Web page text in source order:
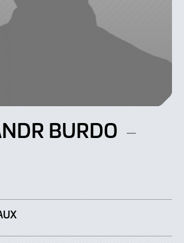
BURDO –